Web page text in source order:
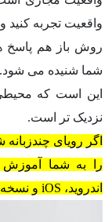
واقعیت تجربه کنید
روش باز هم پاسخ
شما شنیده می
این است که
نزدیک تر است.
را به شما آموزش
اندروید، iOS و نسخه وب نصب کنید.